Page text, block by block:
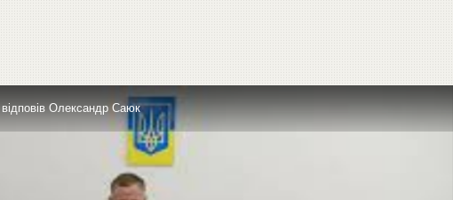
Олександр Саюк